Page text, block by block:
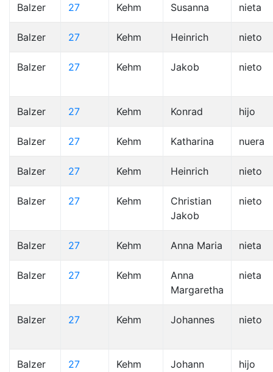
Balzer 27 Kehm Susanna nieta
Balzer 27 Kehm Heinrich nieto
Balzer 27 Kehm Jakob nieto
Balzer 27 Kehm Konrad hijo
Balzer 27 Kehm Katharina nuera
Balzer 27 Kehm Heinrich nieto
Balzer 27 Kehm
Christian
Jakob
nieto
Balzer 27 Kehm Anna Maria nieta
Balzer 27 Kehm
Anna
Margaretha
nieta
Balzer 27 Kehm Johannes nieto
Balzer 27 Kehm
Johann
hijo